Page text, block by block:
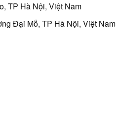
TP Hà Nội, Việt Nam
Đại Mỗ, TP Hà Nội, Việt Nam